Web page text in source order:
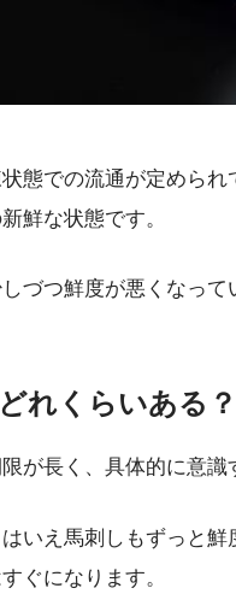
態での流通が定めら
鮮な状態です。
づつ鮮度が悪くなっ
れくらいある？
が長く、具体的に意識
いえ馬刺しもずっと鮮
ぐになります。